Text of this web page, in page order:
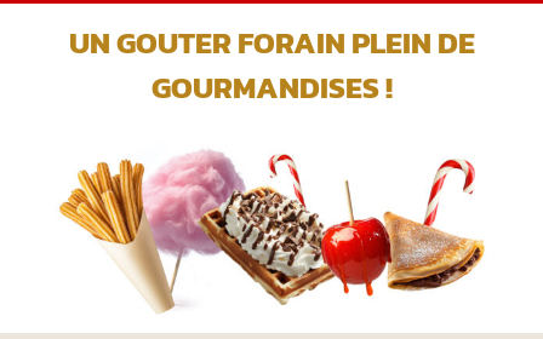
UN GOUTER FORAIN PLEIN DE
GOURMANDISES !